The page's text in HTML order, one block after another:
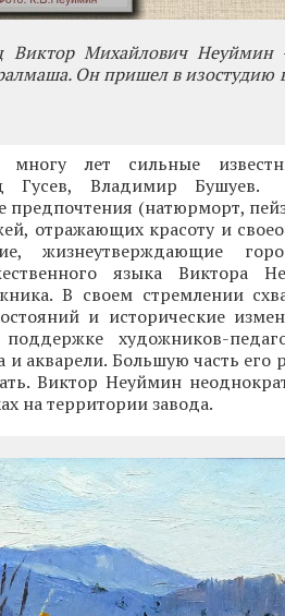
Михайлович Неуймин
Он пришел в изостудию
лет сильные
Гусев, Владимир
(натюрморт,
отражающих красоту и
жизнеутверждающие
языка Виктора
В своем стремлении
и исторические
художников-
акварели. Большую часть его
Виктор Неуймин
на территории завода.